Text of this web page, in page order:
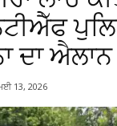
ਦਾ ਐਲਾਨ
13, 2026